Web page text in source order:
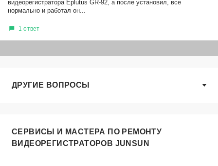
видеорегистратора Eplutus GR-92, а после установил, все
нормально и работал он...
1 ответ
ДРУГИЕ ВОПРОСЫ
СЕРВИСЫ И МАСТЕРА ПО РЕМОНТУ
ВИДЕОРЕГИСТРАТОРОВ JUNSUN